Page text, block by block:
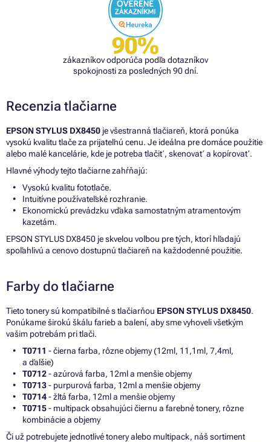
90%
zákazníkov odporúča podľa dotazníkov
spokojnosti za posledných 90 dní.
Recenzia tlačiarne
EPSON STYLUS DX8450 je všestranná tlačiareň, ktorá ponúka
vysokú kvalitu tlače za prijateľnú cenu. Je ideálna pre domáce použitie
alebo malé kancelárie, kde je potreba tlačiť, skenovať a kopírovať.
Hlavné výhody tejto tlačiarne zahŕňajú:
Vysokú kvalitu fototlače.
Intuitívne používateľské rozhranie.
Ekonomickú prevádzku vďaka samostatným atramentovým
kazetám.
EPSON STYLUS DX8450 je skvelou voľbou pre tých, ktorí hľadajú
spoľahlivú a cenovo dostupnú tlačiareň na každodenné použitie.
Farby do tlačiarne
Tieto tonery sú kompatibilné s tlačiarňou EPSON STYLUS DX8450.
Ponúkame širokú škálu farieb a balení, aby sme vyhoveli všetkým
vašim potrebám pri tlači.
T0711 - čierna farba, rôzne objemy (12ml, 11,1ml, 7,4ml,
a ďalšie)
T0712- azúrová farba, 12ml a menšie objemy
T0713- purpurová farba, 12ml a menšie objemy
T0714- žltá farba, 12ml a menšie objemy
T0715- multipack obsahujúci čiernu a farebné tonery, rôzne
kombinácie a objemy
Či už potrebujete jednotlivé tonery alebo multipack, náš sortiment